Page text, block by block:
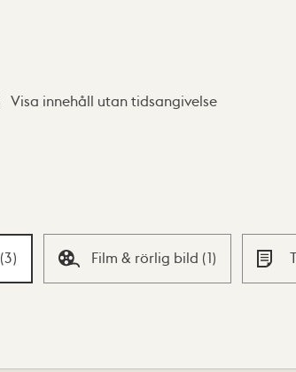
Visa innehåll utan tidsangivelse
(3) Film & rörlig bild (1)